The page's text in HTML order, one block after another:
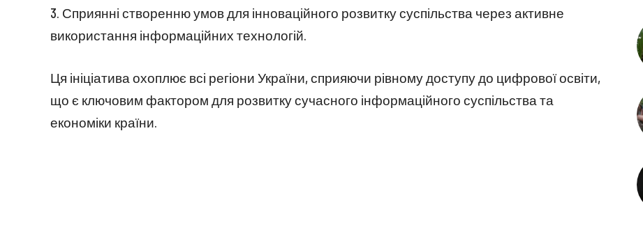
3. Сприянні створенню умов для інноваційного розвитку суспільства через активне
використання інформаційних технологій.
Ця ініціатива охоплює всі регіони України, сприяючи рівному доступу до цифрової освіти,
що є ключовим фактором для розвитку сучасного інформаційного суспільства та
економіки країни.